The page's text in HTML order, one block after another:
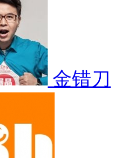
金错刀